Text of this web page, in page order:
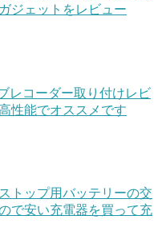
ジェットをレビュー
レコーダー取り付けレビ
性能でオススメです
トップ用バッテリーの交
で安い充電器を買って充